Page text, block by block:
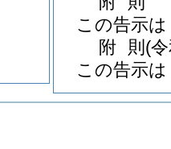
この告示
附 則 (
この告示